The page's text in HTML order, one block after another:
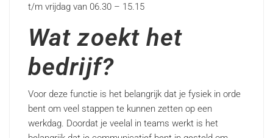
t/m vrijdag van 06.30 – 15.15
Wat zoekt het
bedrijf?
Voor deze functie is het belangrijk dat je fysiek in orde
bent om veel stappen te kunnen zetten op een
werkdag. Doordat je veelal in teams werkt is het